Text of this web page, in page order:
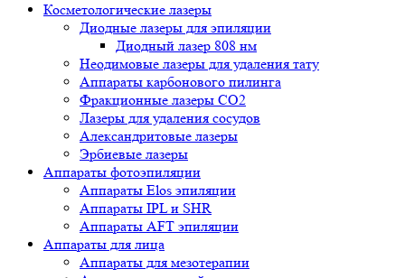
Косметологические лазеры
Диодные лазеры для эпиляции
Диодный лазер 808 нм
Неодимовые лазеры для удаления тату
Аппараты карбонового пилинга
Фракционные лазеры CO2
Лазеры для удаления сосудов
Александритовые лазеры
Эрбиевые лазеры
Аппараты фотоэпиляции
Аппараты Elos эпиляции
Аппараты IPL и SHR
Аппараты AFT эпиляции
Аппараты для лица
Аппараты для мезотерапии